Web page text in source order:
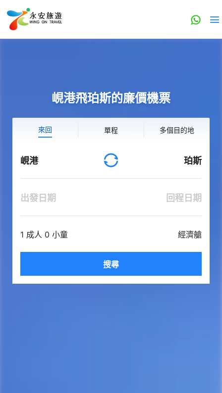
峴港飛珀斯的廉價機票
來回 單程 多個目的地
峴港 珀斯
出發日期 回程日期
1 成人 0 小童 經濟艙
搜尋